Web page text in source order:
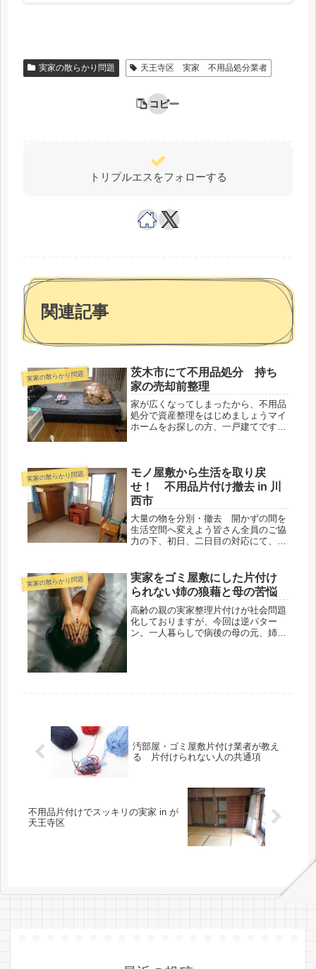
実家の散らかり問題 天王寺区 実家 不用品処分業者
コピー
トリプルエスをフォローする
関連記事
実家の散らかり問題
茨木市にて不用品処分 持ち
家の売却前整理
家が広くなってしまったから、不用品
処分で資産整理をはじめましょうマイ
ホームをお探しの方、一戸建てです
されているSさんからのご相談とな
り...
実家の散らかり問題
モノ屋敷から生活を取り戻
せ！ 不用品片付け撤去 in 川
西市
大量の物を分別・撤去 開かずの間を
生活空間へ変えよう皆さん全員のご協
力の下、初日、二日目の対応にて、無
さまのご希望に沿って、再レイアウ
ト。最初のモノ屋敷状態からは、想像
出来...
実家の散らかり問題
実家をゴミ屋敷にした片付け
られない姉の狼藉と母の苦悩
高齢の親の実家整理片付けが社会問題
化しておりますが、今回は逆パター
ン。一人暮らしで病後の母の元、姉が
汚部屋・ゴミ屋敷片付け業者が教え
る 片付けられない人の共通項
不用品片付けでスッキリの実家 in が
天王寺区